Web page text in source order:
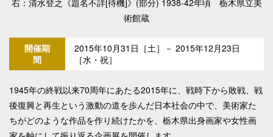
右：清水登之《題名不詳[待機]》(部分) 1938-42年頃 栃木県立美
術館蔵
開催期
間
2015年10月31日［土］－ 2015年12月23日
［水・祝］
1945年の終戦以来70周年にあたる2015年に、戦時下から敗戦、戦
後復興と再生という激動の道を歩んだ日本社会の中で、美術家た
ちがどのような作品を作り続けたかを、栃木県出身画家や女性画